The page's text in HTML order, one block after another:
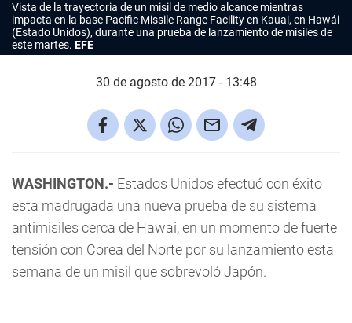
Vista de la trayectoria de un misil de medio alcance mientras
impacta en la base Pacific Missile Range Facility en Kauai, en Hawái
(Estado Unidos), durante una prueba de lanzamiento de misiles de
este martes. EFE
30 de agosto de 2017 - 13:48
WASHINGTON.- Estados Unidos efectuó con éxito
esta madrugada una nueva prueba de su sistema
antimisiles cerca de Hawai, en un momento de fuerte
tensión con Corea del Norte por su lanzamiento esta
semana de un misil que sobrevoló Japón.